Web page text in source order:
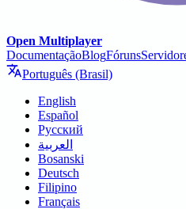
Open Multiplayer
DocumentaçãoBlogFóruns
Português (Brasil)
English
Español
Русский
العربية
Bosanski
Deutsch
Filipino
Français